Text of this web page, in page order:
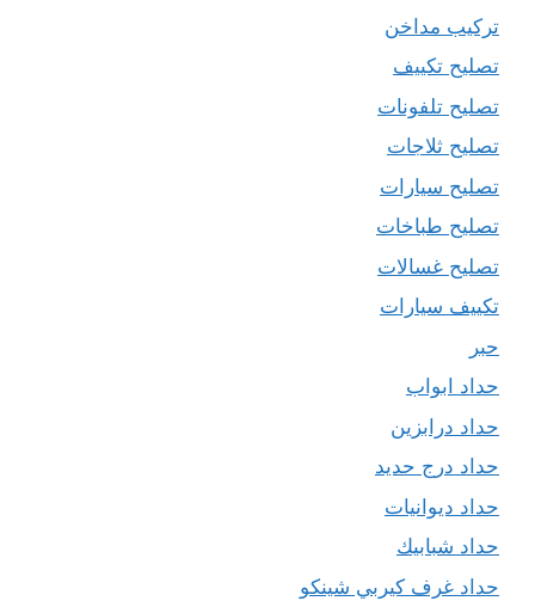
تركيب مداخن
تصليح تكييف
تصليح تلفونات
تصليح ثلاجات
تصليح سيارات
تصليح طباخات
تصليح غسالات
تكييف سيارات
حبر
حداد ابواب
حداد درابزين
حداد درج حديد
حداد ديوانيات
حداد شبابيك
حداد غرف كيربي شينكو